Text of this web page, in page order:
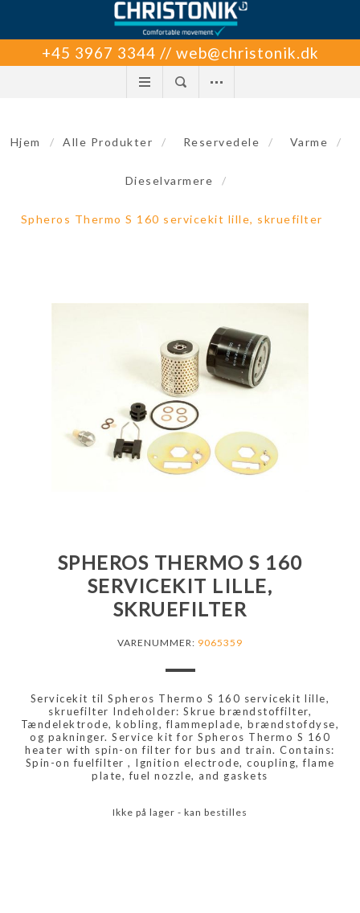
+45 3967 3344 // web@christonik.dk
Hjem / Alle Produkter / Reservedele / Varme /
Dieselvarmere /
Spheros Thermo S 160 servicekit lille, skruefilter
SPHEROS THERMO S 160
SERVICEKIT LILLE,
SKRUEFILTER
VARENUMMER: 9065359
Servicekit til Spheros Thermo S 160 servicekit lille,
skruefilter Indeholder: Skrue brændstoffilter,
Tændelektrode, kobling, flammeplade, brændstofdyse,
og pakninger. Service kit for Spheros Thermo S 160
heater with spin-on filter for bus and train. Contains:
Spin-on fuelfilter , Ignition electrode, coupling, flame
plate, fuel nozzle, and gaskets
Ikke på lager - kan bestilles